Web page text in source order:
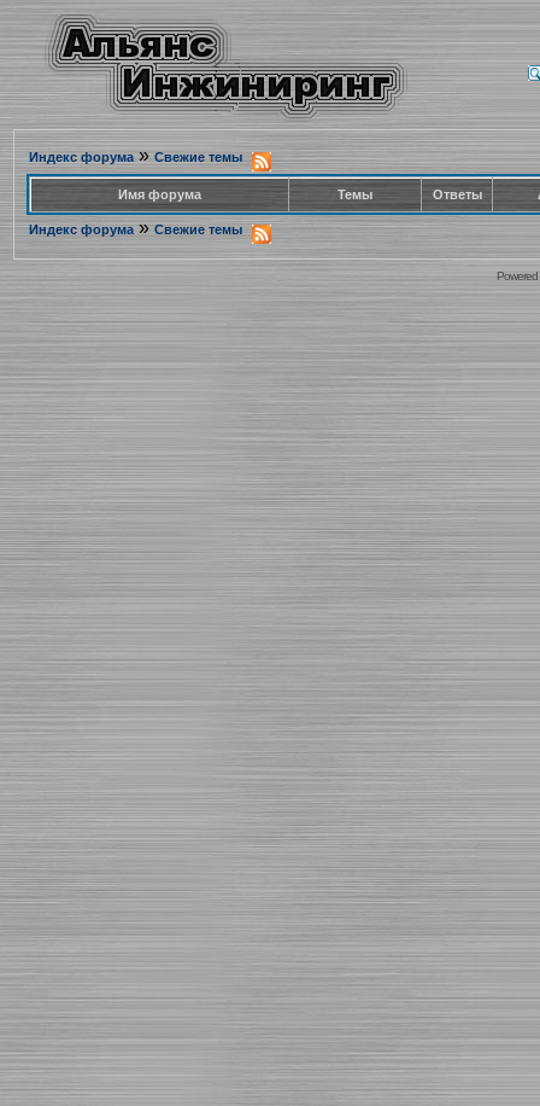
Индекс форума» Свежие темы
Имя форума Темы Ответы
Индекс форума » Свежие темы